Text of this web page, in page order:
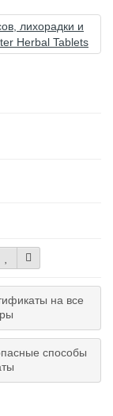
на все
способы